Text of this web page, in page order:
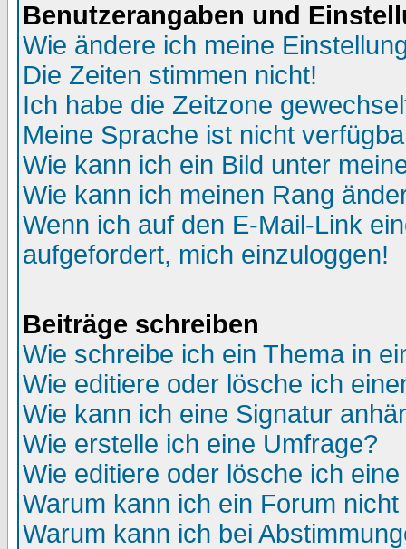
Benutzerangaben und
Wie ändere ich meine
Die Zeiten stimmen nicht!
Ich habe die Zeitzone
Meine Sprache ist nicht
Wie kann ich ein Bild unter
Wie kann ich meinen Rang
Wenn ich auf den E-Mail-Link
aufgefordert, mich einzuloggen!
Beiträge schreiben
Wie schreibe ich ein Thema in
Wie editiere oder lösche ich
Wie kann ich eine Signatur
Wie erstelle ich eine Umfrage?
Wie editiere oder lösche ich
Warum kann ich ein Forum
Warum kann ich bei